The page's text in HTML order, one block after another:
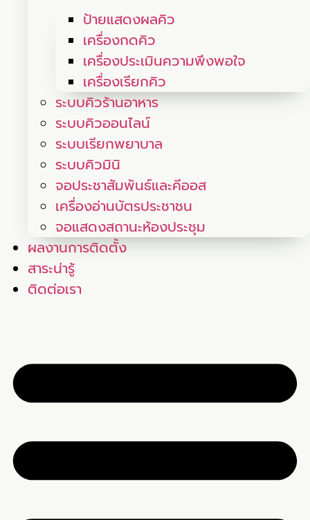
ป้ายแสดงผลคิว
เครื่องกดคิว
เครื่องประเมินความพึงพอใจ
เครื่องเรียกคิว
ระบบคิวร้านอาหาร
ระบบคิวออนไลน์
ระบบเรียกพยาบาล
ระบบคิวมินิ
จอประชาสัมพันธ์และคีออส
เครื่องอ่านบัตรประชาชน
จอแสดงสถานะห้องประชุม
ผลงานการติดตั้ง
สาระน่ารู้
ติดต่อเรา